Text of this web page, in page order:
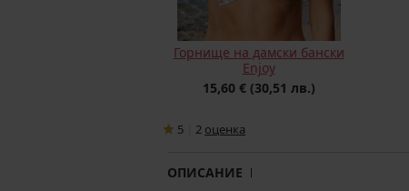
Горнище на дамски бански
Enjoy
15,60 € (30,51 лв.)
5 2 oценка
ОПИСАНИЕ